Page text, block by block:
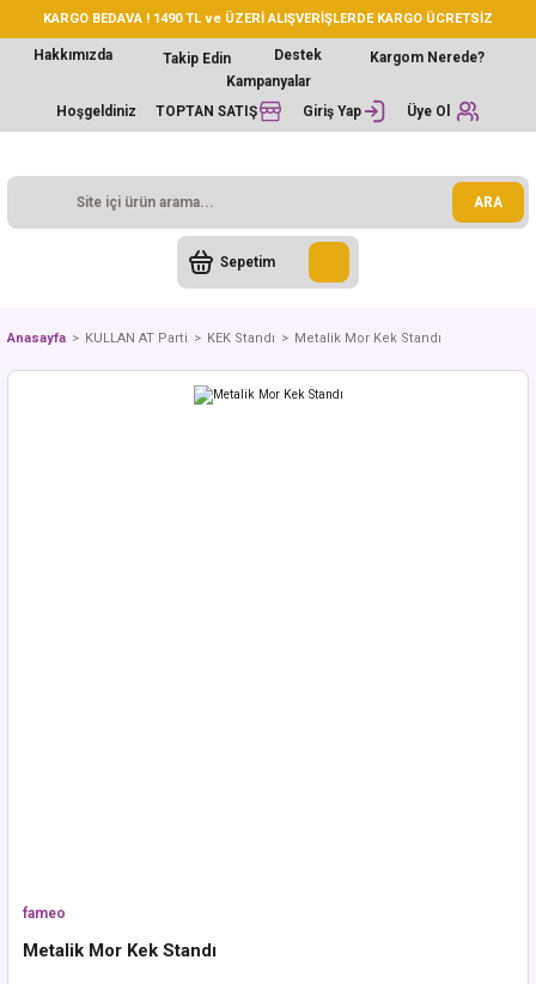
KARGO BEDAVA ! 1490 TL ve ÜZERİ ALIŞVERİŞLERDE KARGO ÜCRETSİZ
Hakkımızda Takip Edin Destek
Kargom Nerede?
Kampanyalar
Hoşgeldiniz
TOPTAN SATIŞ Giriş Yap Üye Ol
ARA
Sepetim
Anasayfa KULLAN AT Parti KEK Standı Metalik Mor Kek Standı
fameo
Metalik Mor Kek Standı